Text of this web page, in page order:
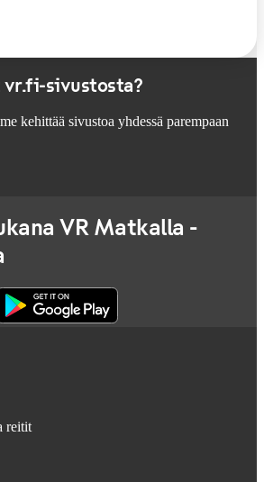
sivustosta?
kehittää sivustoa yhdessä parempaan
VR Matkalla -
reitit